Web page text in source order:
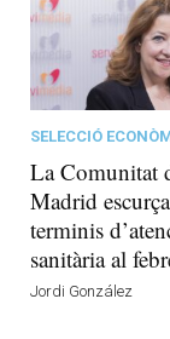
SELECCIÓ
La Comunitat
Madrid
terminis
sanitària al
Jordi González